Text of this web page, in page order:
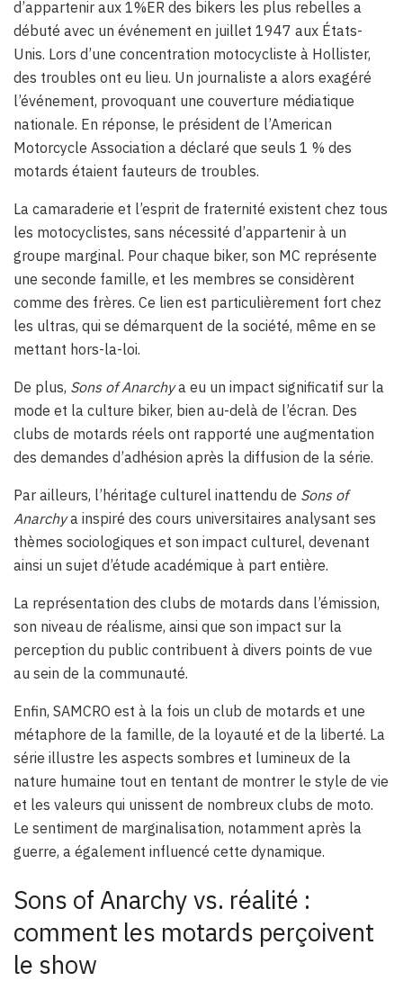
d’appartenir aux 1%ER des bikers les plus rebelles a
débuté avec un événement en juillet 1947 aux États-
Unis. Lors d’une concentration motocycliste à Hollister,
des troubles ont eu lieu. Un journaliste a alors exagéré
l’événement, provoquant une couverture médiatique
nationale. En réponse, le président de l’American
Motorcycle Association a déclaré que seuls 1 % des
motards étaient fauteurs de troubles.
La camaraderie et l’esprit de fraternité existent chez tous
les motocyclistes, sans nécessité d’appartenir à un
groupe marginal. Pour chaque biker, son MC représente
une seconde famille, et les membres se considèrent
comme des frères. Ce lien est particulièrement fort chez
les ultras, qui se démarquent de la société, même en se
mettant hors-la-loi.
De plus, Sons of Anarchya eu un impact significatif sur la
mode et la culture biker, bien au-delà de l’écran. Des
clubs de motards réels ont rapporté une augmentation
des demandes d’adhésion après la diffusion de la série.
Par ailleurs, l’héritage culturel inattendu de Sons of
Anarchya inspiré des cours universitaires analysant ses
thèmes sociologiques et son impact culturel, devenant
ainsi un sujet d’étude académique à part entière.
La représentation des clubs de motards dans l’émission,
son niveau de réalisme, ainsi que son impact sur la
perception du public contribuent à divers points de vue
au sein de la communauté.
Enfin, SAMCRO est à la fois un club de motards et une
métaphore de la famille, de la loyauté et de la liberté. La
série illustre les aspects sombres et lumineux de la
nature humaine tout en tentant de montrer le style de vie
et les valeurs qui unissent de nombreux clubs de moto.
Le sentiment de marginalisation, notamment après la
guerre, a également influencé cette dynamique.
Sons of Anarchy vs. réalité :
comment les motards perçoivent
le show